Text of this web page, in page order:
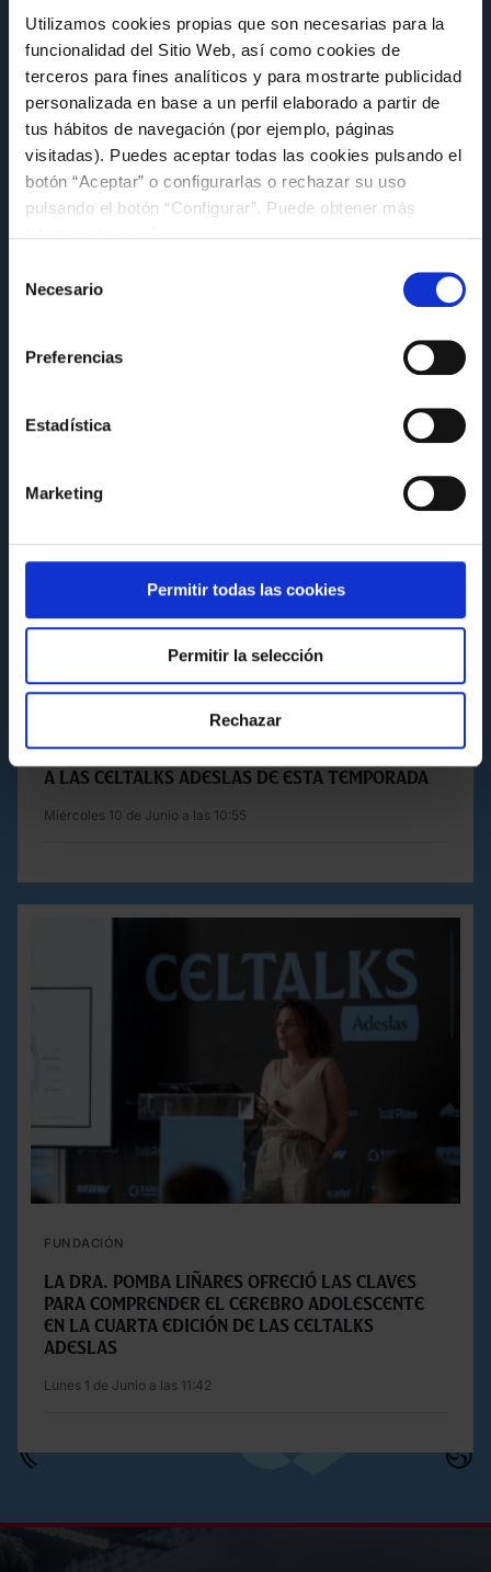
Utilizamos cookies propias que son necesarias para la
funcionalidad del Sitio Web, así como cookies de
terceros para fines analíticos y para mostrarte publicidad
personalizada en base a un perfil elaborado a partir de
tus hábitos de navegación (por ejemplo, páginas
visitadas). Puedes aceptar todas las cookies pulsando el
botón “Aceptar” o configurarlas o rechazar su uso
pulsando el botón “Configurar”. Puede obtener más
Necesario
Preferencias
Estadística
Marketing
Permitir todas las cookies
Permitir la selección
Rechazar
FUNDACIÓN
El Celta comparte su experiencia en
Miércoles 8 de Julio a las 14:14
JONATAN GIRÁLDEZ LE PONE UN BROCHE DE ORO
A LAS CELTALKS ADESLAS DE ESTA TEMPORADA
Miércoles 10 de Junio a las 10:55
FUNDACIÓN
La Dra. Pomba Liñares ofreció las claves
para comprender el cerebro adolescente
en la cuarta edición de las Celtalks
Adeslas
Lunes 1 de Junio a las 11:42